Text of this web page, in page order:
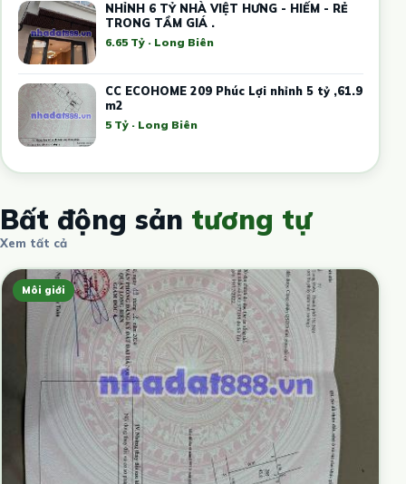
NHỈNH 6 TỶ NHÀ VIỆT HƯNG - HIẾM - RẺ
TRONG TẦM GIÁ .
6.65 Tỷ · Long Biên
CC ECOHOME 209 Phúc Lợi nhỉnh 5 tỷ ,61.9
m2
5 Tỷ · Long Biên
Bất động sản tương tự
Xem tất cả
Môi giới